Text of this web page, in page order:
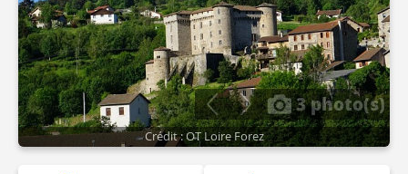
3 photo(s)
Crédit : OT Loire Forez